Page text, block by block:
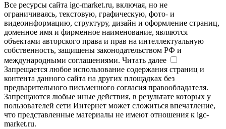
Все ресурсы сайта igc-market.ru, включая, но не
ограничиваясь, текстовую, графическую, фото- и
видеоинформацию, структуру, дизайн и оформление страниц,
доменное имя и фирменное наименование, являются
объектами авторского права и прав на интеллектуальную
собственность, защищены законодательством РФ и
международными соглашениями. Читать далее
Запрещается любое использование содержания страниц и
контента данного сайта на других площадках без
предварительного письменного согласия правообладателя.
Запрещаются любые иные действия, в результате которых у
пользователей сети Интернет может сложиться впечатление,
что представленные материалы не имеют отношения к igc-
market.ru.